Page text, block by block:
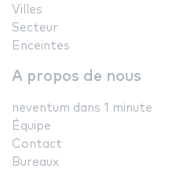
Villes
Secteur
Enceintes
A propos de nous
neventum dans 1 minute
Équipe
Contact
Bureaux